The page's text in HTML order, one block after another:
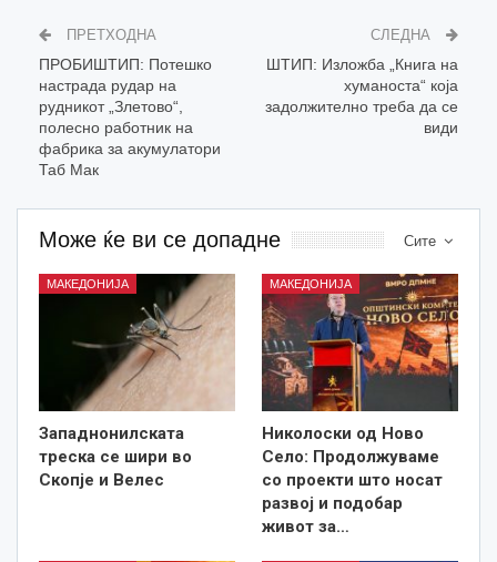
ПРЕТХОДНА
ПРОБИШТИП: Потешко
настрада рудар на
рудникот „Злетово“,
полесно работник на
фабрика за акумулатори
Таб Мак
СЛЕДНА
ШТИП: Изложба „Книга на
хуманоста“ која
задолжително треба да се
види
Сите
Може ќе ви се допадне
МАКЕДОНИЈА
Западнонилската
треска се шири во
Скопје и Велес
МАКЕДОНИЈА
Николоски од Ново
Село: Продолжуваме
со проекти што носат
развој и подобар
живот за…